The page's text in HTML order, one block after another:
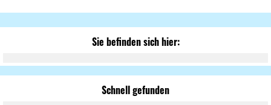
Sie befinden sich hier:
Schnell gefunden